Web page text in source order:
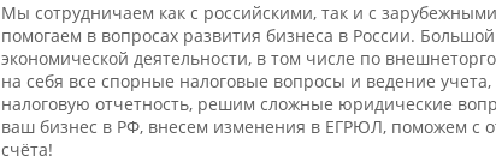
Мы сотрудничаем как с российскими, так и с
помогаем в вопросах развития бизнеса в России.
экономической деятельности, в том числе по
на себя все спорные налоговые вопросы и ведение
налоговую отчетность, решим сложные юридические
ваш бизнес в РФ, внесем изменения в ЕГРЮЛ, поможем с
счёта!